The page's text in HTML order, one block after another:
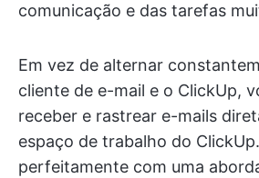
comunicação e das tarefas
Em vez de alternar
cliente de e-mail e o ClickUp,
receber e rastrear e-mails
espaço de trabalho do
perfeitamente com uma